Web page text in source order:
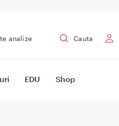
analize Cauta
EDU Shop